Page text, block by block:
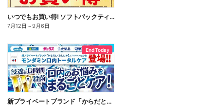
いつでもお買い得! ソフトパックティッシュ
7月12日 ～9月6日
End Today
新プライベートブランド「からだとくらしに+1(プラスワン)」よりモンダミン口内トータルケア登場!